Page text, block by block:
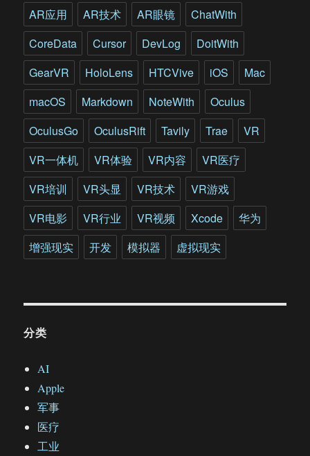
AR应用
AR技术 AR眼镜
ChatWith
CoreData
Cursor DevLog
DoitWith
GearVR
HoloLens HTCVive iOS
Mac
macOS
Markdown NoteWith
Oculus
OculusGo
OculusRift Tavily Trae
VR
VR一体机
VR体验 VR内容
VR医疗
VR培训
VR头显 VR技术
VR游戏
VR电影
VR行业 VR视频 Xcode
华为
增强现实
开发 模拟器 虚拟现实
分类
AI
Apple
军事
医疗
工业